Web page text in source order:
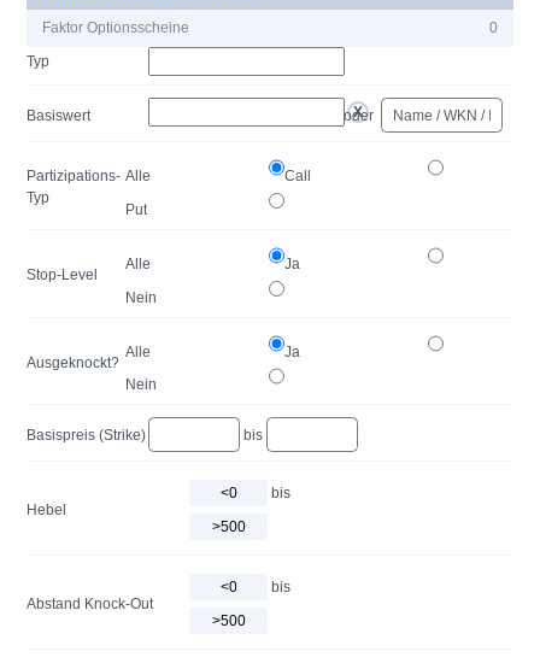
Faktor Optionsscheine
0
Typ
Basiswert oder
Partizipations-
Typ
Alle
Call
Put
Stop-Level
Alle
Ja
Nein
Ausgeknockt?
Alle
Ja
Nein
Basispreis (Strike) bis
Hebel
bis
Abstand Knock-Out
bis